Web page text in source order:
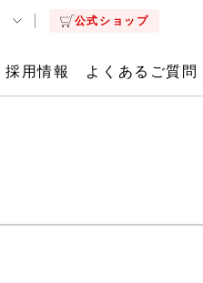
公式ショップ
採用情報 よくあるご質問